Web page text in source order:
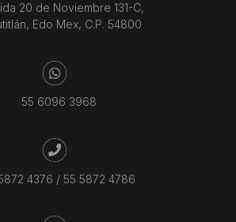
20 de Noviembre 131-C,
Edo Mex, C.P. 54800
55 6096 3968
4376 / 55 5872 4786